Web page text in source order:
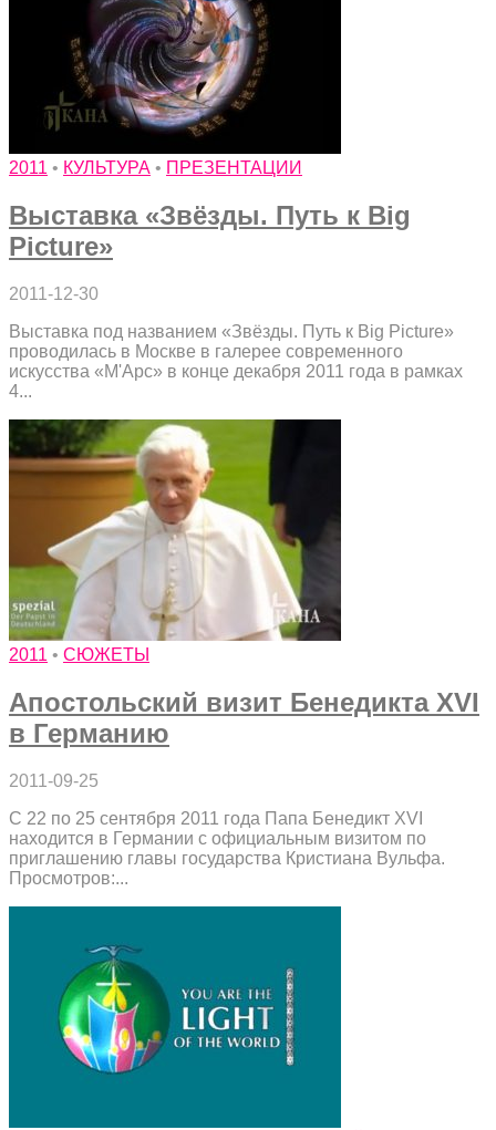
2011 • КУЛЬТУРА • ПРЕЗЕНТАЦИИ
Выставка «Звёзды. Путь к Big
Picture»
2011-12-30
Выставка под названием «Звёзды. Путь к Big Picture»
проводилась в Москве в галерее современного
искусства «М'Арс» в конце декабря 2011 года в рамках
4...
2011 • СЮЖЕТЫ
Апостольский визит Бенедикта XVI
в Германию
2011-09-25
С 22 по 25 сентября 2011 года Папа Бенедикт XVI
находится в Германии с официальным визитом по
приглашению главы государства Кристиана Вульфа.
Просмотров:...